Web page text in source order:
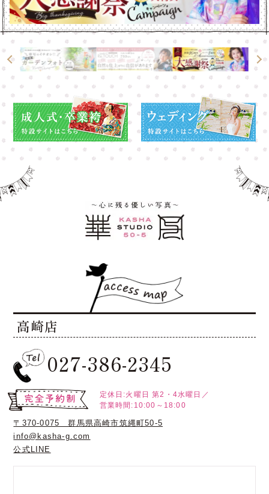
高崎店
027-386-2345
定休日:火曜日 第2・4水曜日／
営業時間:10:00～18:00
〒370-0075 群馬県高崎市筑縄町50-5
info@kasha-g.com
公式LINE
高崎店
大宮店
高崎店
大宮店